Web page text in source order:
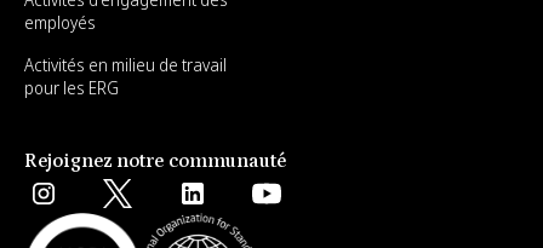
employés
Activités en milieu de travail
pour les ERG
Rejoignez notre communauté